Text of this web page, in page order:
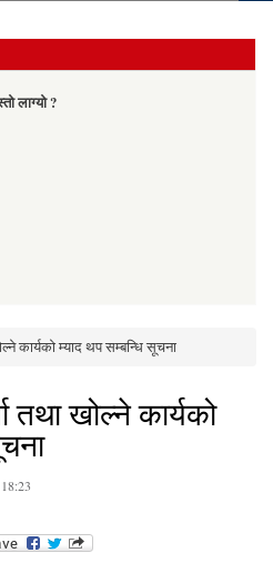
लाग्यो ?
कार्यको म्याद थप सम्बन्धि सूचना
तथा खोल्ने कार्यको